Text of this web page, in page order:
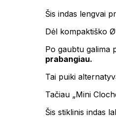
Šis indas lengvai
Dėl kompaktiško
Po gaubtu galima
prabangiau.
Tai puiki
Tačiau „Mini
Šis stiklinis indas